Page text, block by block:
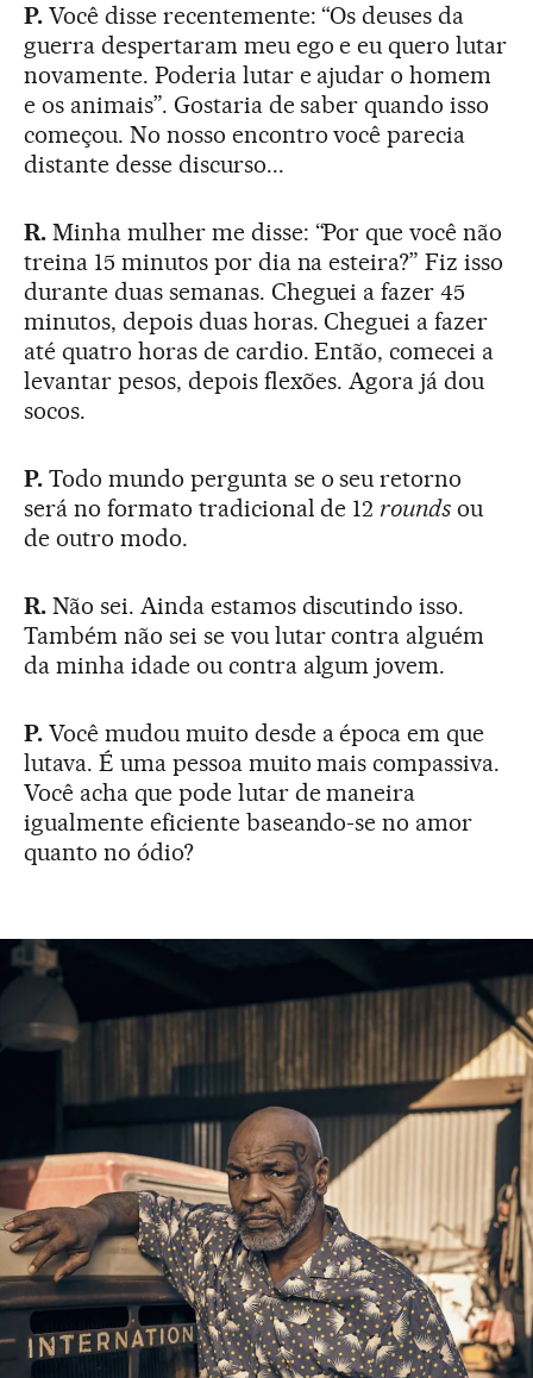
P.Você disse recentemente: “Os deuses da
guerra despertaram meu ego e eu quero lutar
novamente. Poderia lutar e ajudar o homem
e os animais”. Gostaria de saber quando isso
começou. No nosso encontro você parecia
distante desse discurso...
R.Minha mulher me disse: “Por que você não
treina 15 minutos por dia na esteira?” Fiz isso
durante duas semanas. Cheguei a fazer 45
minutos, depois duas horas. Cheguei a fazer
até quatro horas de cardio. Então, comecei a
levantar pesos, depois flexões. Agora já dou
socos.
P.Todo mundo pergunta se o seu retorno
será no formato tradicional de 12rounds ou
de outro modo.
R.Não sei. Ainda estamos discutindo isso.
Também não sei se vou lutar contra alguém
da minha idade ou contra algum jovem.
P.Você mudou muito desde a época em que
lutava. É uma pessoa muito mais compassiva.
Você acha que pode lutar de maneira
igualmente eficiente baseando-se no amor
quanto no ódio?